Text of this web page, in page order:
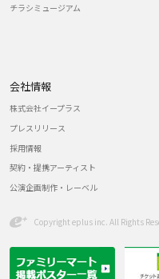
チラシミュージアム
会社情報
株式会社イープラス
プレスリリース
採用情報
契約・提携アーティスト
公演企画制作・レーベル
Copyright eplus inc. All Rights